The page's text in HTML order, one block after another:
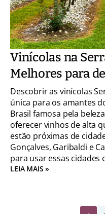
Vinícolas na
Melhores para
Descobrir as vinícolas
única para os amantes
Brasil famosa pela
oferecer vinhos de alta
estão próximas de
Gonçalves, Garibaldi e
para usar essas
LEIA MAIS »